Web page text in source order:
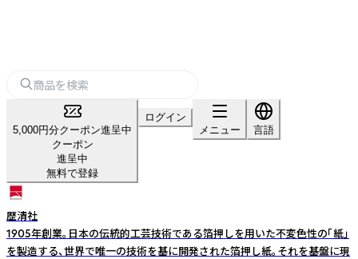
5,000円分クーポン進呈中
クーポン
進呈中
無料で登録
ログイン
メニュー
言語
歴清社
1905年創業。日本の伝統的工芸技術である箔押しを用いた不変色性の「紙」
を製造する、世界で唯一の技術を基に開発された箔押し紙。それを基盤に現